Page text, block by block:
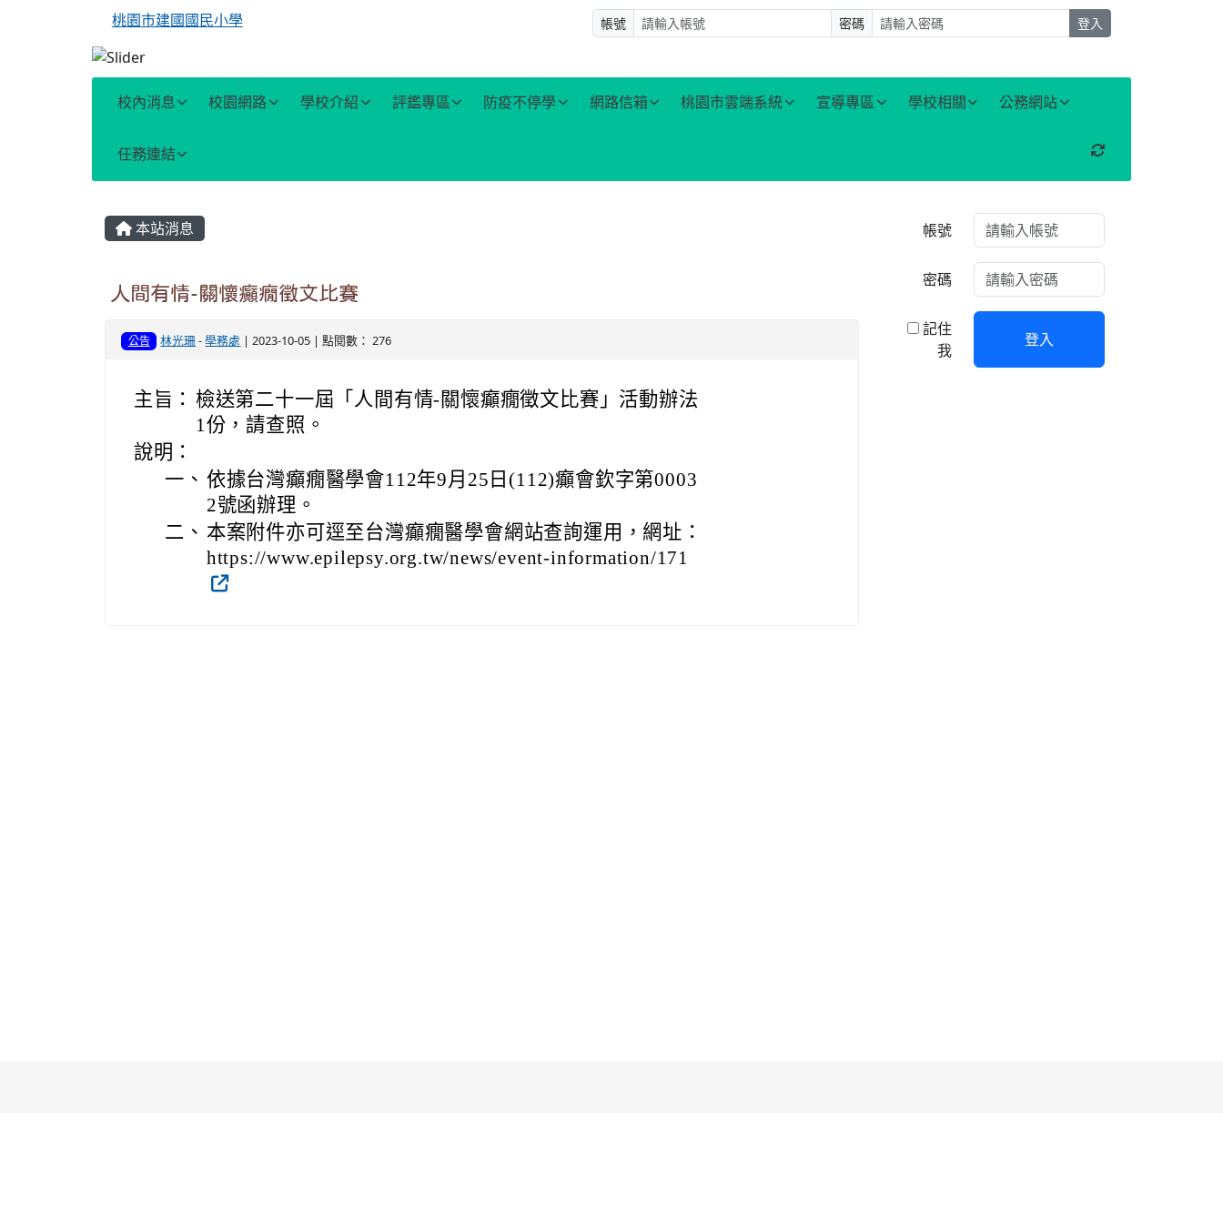
桃園市建國國民小學 帳號 密碼 登入
校內消息 校園網路 學校介紹 評鑑專區 防疫不停學 網路信箱 桃園市雲端系統 宣導專區 學校相關 公務網站
任務連結 重新取得佈景設定
主內容區域
本站消息
人間有情-關懷癲癇徵文比賽
公告 林光珊-學務處 | 2023-10-05 | 點閱數： 276
主旨： 檢送第二十一屆「人間有情-關懷癲癇徵文比賽」活動辦法
1份，請查照。
說明：
一、 依據台灣癲癇醫學會112年9月25日(112)癲會欽字第0003
2號函辦理。
二、 本案附件亦可逕至台灣癲癇醫學會網站查詢運用，網址：
https://www.epilepsy.org.tw/news/event-information/171
右邊區域內容
帳號
密碼
記住
我
登入